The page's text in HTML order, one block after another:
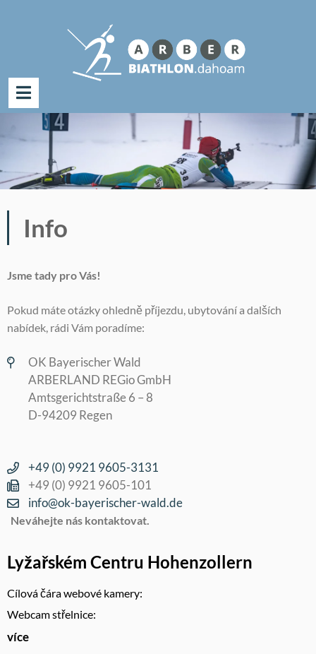
content
Hledat:
Info
Jsme tady pro Vás!
Pokud máte otázky ohledně příjezdu, ubytování a dalších
nabídek, rádi Vám poradíme:
OK Bayerischer Wald
ARBERLAND REGio GmbH
Amtsgerichtstraße 6 – 8
D-94209 Regen
+49 (0) 9921 9605-3131
+49 (0) 9921 9605-101
info@ok-bayerischer-wald.de
Neváhejte nás kontaktovat.
Lyžařském Centru Hohenzollern
Cílová čára webové kamery:
Webcam střelnice:
více